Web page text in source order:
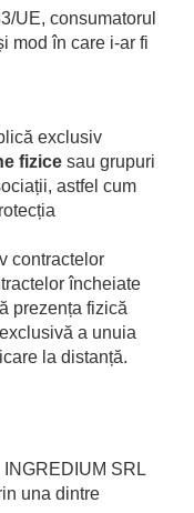
UE, consumatorul
mod în care i-ar fi
exclusiv
fizice sau grupuri
astfel cum
contractelor
încheiate
prezența fizică
a unuia
la distanță.
SRL
una dintre